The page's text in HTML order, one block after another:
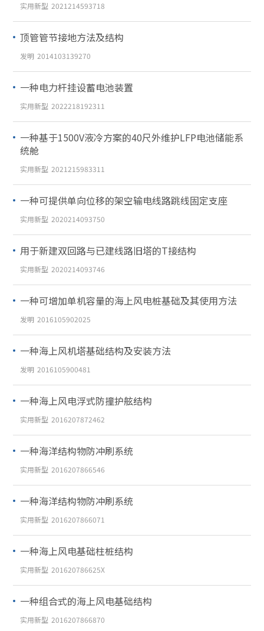
实用新型 2021214593718
顶管管节接地方法及结构
发明 2014103139270
一种电力杆挂设蓄电池装置
实用新型 2022218192311
一种基于1500V液冷方案的40尺外维护LFP电池储能系
统舱
实用新型 2021215983311
一种可提供单向位移的架空输电线路跳线固定支座
实用新型 2020214093750
用于新建双回路与已建线路旧塔的T接结构
实用新型 2020214093746
一种可增加单机容量的海上风电桩基础及其使用方法
发明 2016105902025
一种海上风机塔基础结构及安装方法
发明 2016105900481
一种海上风电浮式防撞护舷结构
实用新型 2016207872462
一种海洋结构物防冲刷系统
实用新型 2016207866546
一种海洋结构物防冲刷系统
实用新型 2016207866071
一种海上风电基础柱桩结构
实用新型 201620786625X
一种组合式的海上风电基础结构
实用新型 2016207866870